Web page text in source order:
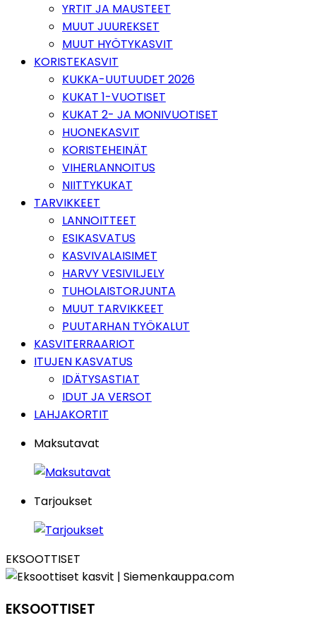
YRTIT JA MAUSTEET
MUUT JUUREKSET
MUUT HYÖTYKASVIT
KORISTEKASVIT
KUKKA-UUTUUDET 2026
KUKAT 1-VUOTISET
KUKAT 2- JA MONIVUOTISET
HUONEKASVIT
KORISTEHEINÄT
VIHERLANNOITUS
NIITTYKUKAT
TARVIKKEET
LANNOITTEET
ESIKASVATUS
KASVIVALAISIMET
HARVY VESIVILJELY
TUHOLAISTORJUNTA
MUUT TARVIKKEET
PUUTARHAN TYÖKALUT
KASVITERRAARIOT
ITUJEN KASVATUS
IDÄTYSASTIAT
IDUT JA VERSOT
LAHJAKORTIT
Maksutavat
Tarjoukset
EKSOOTTISET
EKSOOTTISET